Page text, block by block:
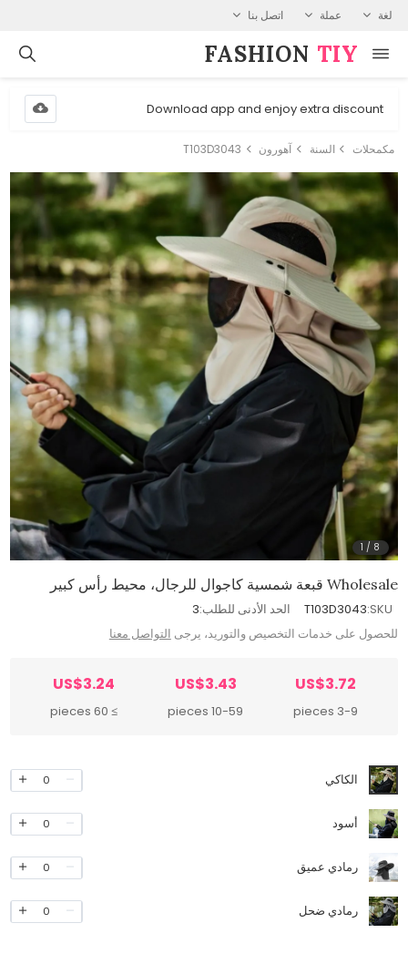
لغة عملة اتصل بنا
FASHION⁠ TIY
Download app and enjoy extra discount
مكمحلات السنة آهورون T103D3043
1 / 8
Wholesale قبعة شمسية كاجوال للرجال، محيط رأس كبير
SKU:
T103D3043 الحد الأدنى للطلب:3
للحصول على خدمات التخصيص والتوريد، يرجى التواصل معنا
US$3.72
3-9 pieces
US$3.43
10-59 pieces
US$3.24
≥ 60 pieces
الكاكي 0
أسود 0
رمادي عميق 0
رمادي ضحل 0